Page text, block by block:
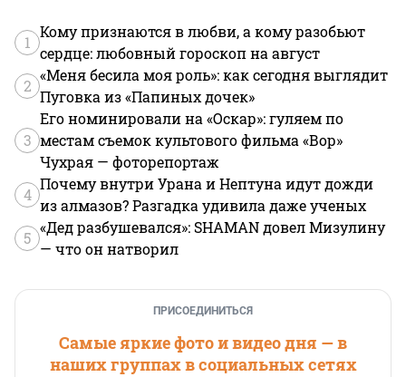
1
Кому признаются в любви, а кому разобьют
сердце: любовный гороскоп на август
2
«Меня бесила моя роль»: как сегодня выглядит
Пуговка из «Папиных дочек»
3
Его номинировали на «Оскар»: гуляем по
местам съемок культового фильма «Вор»
Чухрая — фоторепортаж
4
Почему внутри Урана и Нептуна идут дожди
из алмазов? Разгадка удивила даже ученых
5
«Дед разбушевался»: SHAMAN довел Мизулину
— что он натворил
ПРИСОЕДИНИТЬСЯ
Самые яркие фото и видео дня — в
наших группах в социальных сетях